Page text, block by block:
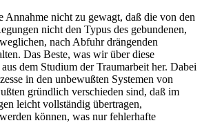
nicht zu gewagt, daß die von den
nicht den Typus des gebundenen,
nach Abfuhr drängenden
Das Beste, was wir über diese
dem Studium der Traumarbeit her. Dabei
in den unbewußten Systemen von
gründlich verschieden sind, daß im
leicht vollständig übertragen,
können, was nur fehlerhafte